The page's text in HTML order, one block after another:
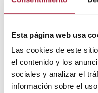
Esta página web usa
Las cookies de este
el contenido y los
sociales y analizar el
información sobre el
anteriores medidas de
acompañadas de fiebre.